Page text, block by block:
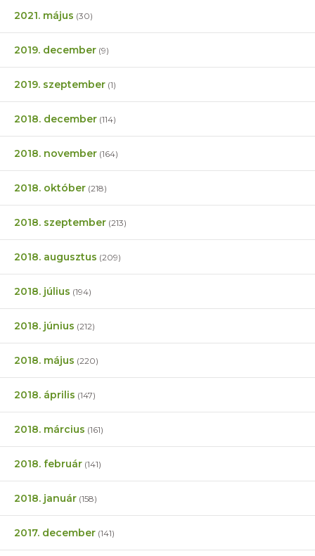
2021. május (30)
2019. december (9)
2019. szeptember (1)
2018. december (114)
2018. november (164)
2018. október (218)
2018. szeptember (213)
2018. augusztus (209)
2018. július (194)
2018. június (212)
2018. május (220)
2018. április (147)
2018. március (161)
2018. február (141)
2018. január (158)
2017. december (141)